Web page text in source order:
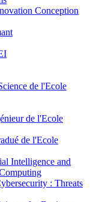
Conception
de l'Ecole
de l'Ecole
de l'Ecole
Intelligence and
: Threats